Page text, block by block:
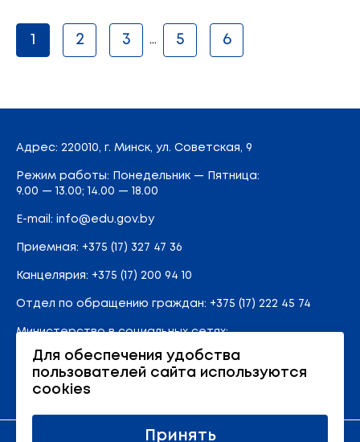
1 2 3 ... 5 6
Адрес: 220010, г. Минск, ул. Советская, 9
Режим работы: Понедельник — Пятница:
9.00 — 13.00; 14.00 — 18.00
E-mail: info@edu.gov.by
Приемная: +375 (17) 327 47 36
Канцелярия: +375 (17) 200 94 10
Отдел по обращению граждан: +375 (17) 222 45 74
Министерство в социальных сетях:
Карта сайта
Для обеспечения удобства
пользователей сайта используются
cookies
Принять